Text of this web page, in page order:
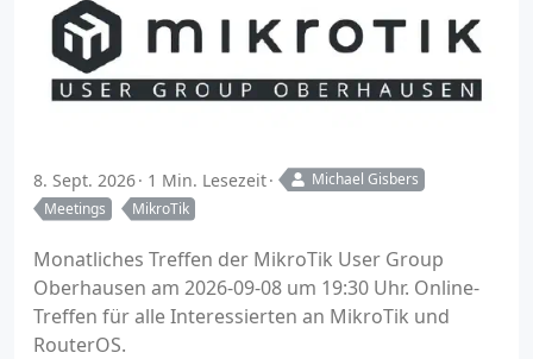
8. Sept. 2026 1 Min. Lesezeit
Michael Gisbers
Meetings
MikroTik
Monatliches Treffen der MikroTik User Group
Oberhausen am 2026-09-08 um 19:30 Uhr. Online-
Treffen für alle Interessierten an MikroTik und
RouterOS.